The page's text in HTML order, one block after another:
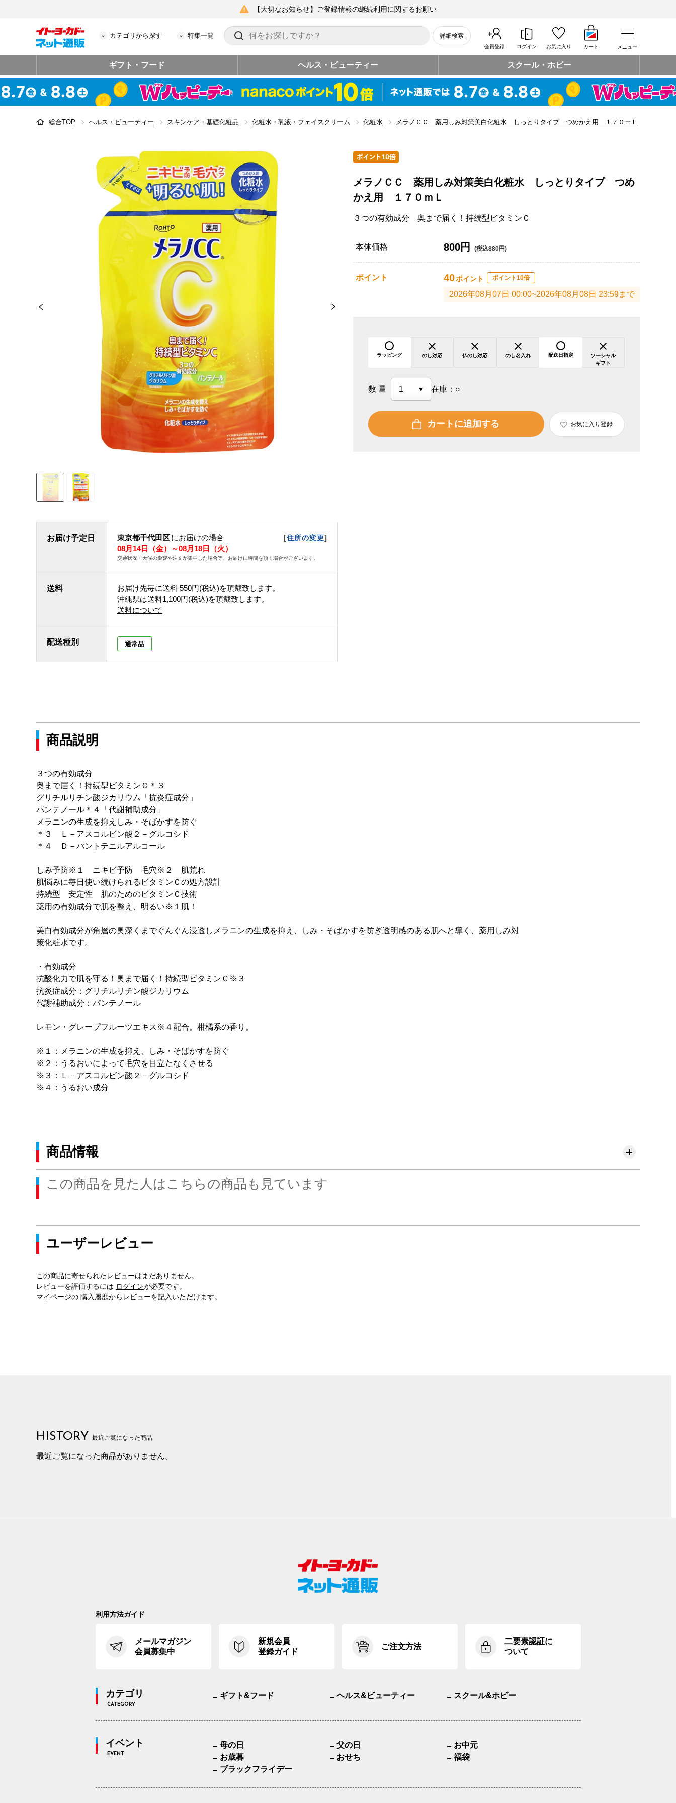
【大切なお知らせ】ご登録情報の継続利用に関するお願い
カテゴリから探す 特集一覧 詳細検索
会員登録 ログイン お気に入り カート メニュー
ギフト・フード ヘルス・ビューティー スクール・ホビー
総合TOP ヘルス・ビューティー スキンケア・基礎化粧品 化粧水・乳液・フェイスクリーム 化粧水 メラノＣＣ 薬用しみ対策美白化粧水 しっとりタイプ つめかえ用 １７０ｍＬ
お届け予定日 東京都千代田区にお届けの場合 [住所の変更]
08月14日（金）～08月18日（火）
交通状況・天候の影響や注文が集中した場合等、お届けに時間を頂く場合がございます。
送料 お届け先毎に送料 550円(税込)を頂戴致します。
沖縄県は送料1,100円(税込)を頂戴致します。
送料について
配送種別 通常品
メラノＣＣ 薬用しみ対策美白化粧水 しっとりタイプ つめ
かえ用 １７０ｍＬ
３つの有効成分 奥まで届く！持続型ビタミンＣ
本体価格 800円 (税込880円)
ポイント 40ポイント ポイント10倍
2026年08月07日 00:00~2026年08月08日 23:59まで
ラッピング のし対応 仏のし対応 のし名入れ 配送日指定
ソーシャル
ギフト
数量 在庫： ○
カートに追加する お気に入り登録
商品説明
３つの有効成分
奥まで届く！持続型ビタミンＣ＊３
グリチルリチン酸ジカリウム「抗炎症成分」
パンテノール＊４「代謝補助成分」
メラニンの生成を抑えしみ・そばかすを防ぐ
＊３ Ｌ－アスコルビン酸２－グルコシド
＊４ Ｄ－パントテニルアルコール
しみ予防※１ ニキビ予防 毛穴※２ 肌荒れ
肌悩みに毎日使い続けられるビタミンＣの処方設計
持続型 安定性 肌のためのビタミンＣ技術
薬用の有効成分で肌を整え、明るい※１肌！
美白有効成分が角層の奥深くまでぐんぐん浸透しメラニンの生成を抑え、しみ・そばかすを防ぎ透明感のある肌へと導く、薬用しみ対
策化粧水です。
・有効成分
抗酸化力で肌を守る！奥まで届く！持続型ビタミンＣ※３
抗炎症成分：グリチルリチン酸ジカリウム
代謝補助成分：パンテノール
レモン・グレープフルーツエキス※４配合。柑橘系の香り。
※１：メラニンの生成を抑え、しみ・そばかすを防ぐ
※２：うるおいによって毛穴を目立たなくさせる
※３：Ｌ－アスコルビン酸２－グルコシド
※４：うるおい成分
商品情報
この商品を見た人はこちらの商品も見ています
ユーザーレビュー
この商品に寄せられたレビューはまだありません。
レビューを評価するには ログインが必要です。
マイページの 購入履歴からレビューを記入いただけます。
HISTORY 最近ご覧になった商品
最近ご覧になった商品がありません。
利用方法ガイド
メールマガジン
会員募集中
新規会員
登録ガイド
ご注文方法
二要素認証に
ついて
カテゴリ
CATEGORY
ギフト&フード ヘルス&ビューティー スクール&ホビー
イベント
EVENT
母の日 父の日
お中元
お歳暮
おせち
福袋
ブラックフライデー